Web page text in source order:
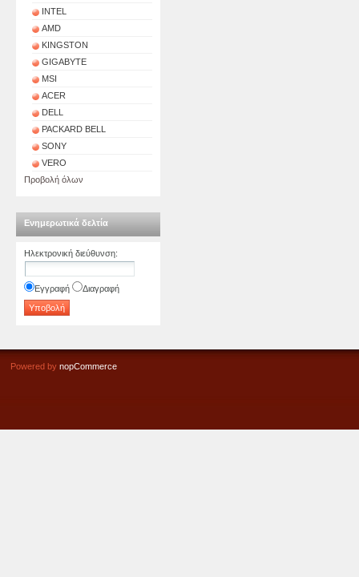
INTEL
AMD
KINGSTON
GIGABYTE
MSI
ACER
DELL
PACKARD BELL
SONY
VERO
Προβολή όλων
Ενημερωτικά δελτία
Ηλεκτρονική διεύθυνση:
Εγγραφή Διαγραφή
Powered by nopCommerce